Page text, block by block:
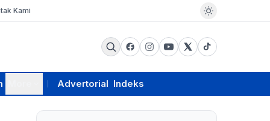
Kami
Advertorial Indeks